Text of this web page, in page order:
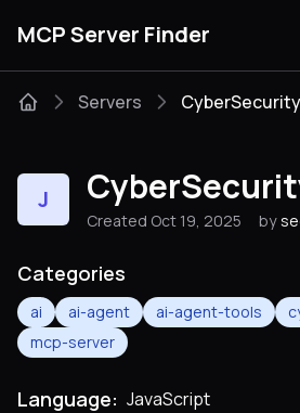
MCP Server Finder
Categories
Servers
J
Created Oct 19, 2025 by
Categories
ai ai-agent ai-agent-tools
mcp-server
Language: JavaScript